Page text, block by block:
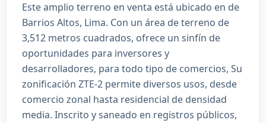
Este amplio terreno en venta está ubicado en de
Barrios Altos, Lima. Con un área de terreno de
3,512 metros cuadrados, ofrece un sinfín de
oportunidades para inversores y
desarrolladores, para todo tipo de comercios, Su
zonificación ZTE-2 permite diversos usos, desde
comercio zonal hasta residencial de densidad
media. Inscrito y saneado en registros públicos,